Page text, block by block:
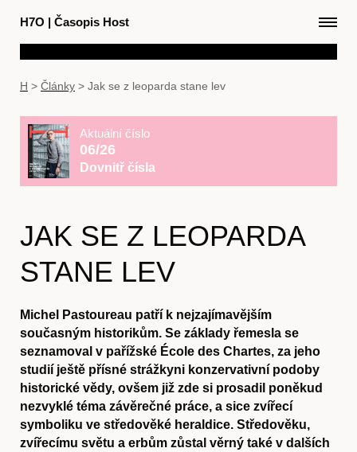
H7O | Časopis Host
H > Články > Jak se z leoparda stane lev
Aktuální číslo
06/26
Dovnitř čísla
JAK SE Z LEOPARDA
STANE LEV
Michel Pastoureau patří k nejzajímavějším
současným historikům. Se základy řemesla se
seznamoval v pařížské École des Chartes, za jeho
studií ještě přísné strážkyni konzervativní podoby
historické vědy, ovšem již zde si prosadil poněkud
nezvyklé téma závěrečné práce, a sice zvířecí
symboliku ve středověké heraldice. Středověku,
zvířecímu světu a erbům zůstal věrný také v dalších